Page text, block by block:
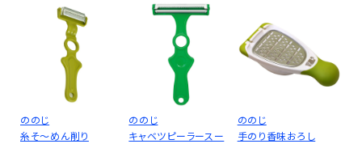
ののじ
糸そ～めん削り
ののじ
キャベツピーラースー
ののじ
手のり香味おろし